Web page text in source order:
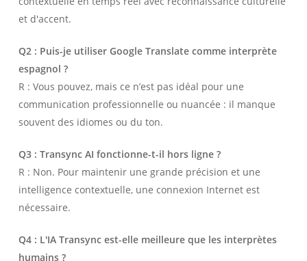
et d'accent.
Q2 : Puis-je utiliser Google Translate comme interprète
espagnol ?
R : Vous pouvez, mais ce n’est pas idéal pour une
communication professionnelle ou nuancée : il manque
souvent des idiomes ou du ton.
Q3 : Transync AI fonctionne-t-il hors ligne ?
R : Non. Pour maintenir une grande précision et une
intelligence contextuelle, une connexion Internet est
nécessaire.
Q4 : L'IA Transync est-elle meilleure que les interprètes
humains ?